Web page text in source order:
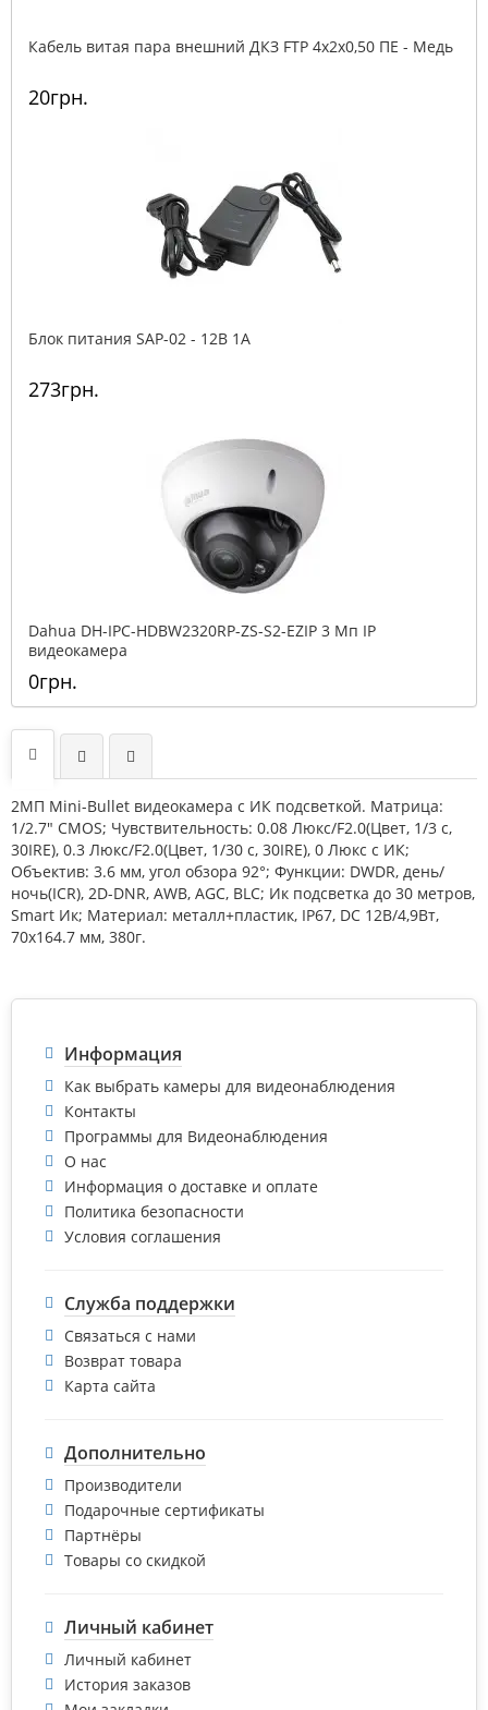
Кабель витая пара внешний ДКЗ FTP 4x2x0,50 ПE - Медь
20грн.
Блок питания SAP-02 - 12В 1А
273грн.
Dahua DH-IPC-HDBW2320RP-ZS-S2-EZIP 3 Mп IP
видеокамера
0грн.
2МП Mini-Bullet видеокамера с ИК подсветкой. Матрица:
1/2.7" CMOS; Чувствительность: 0.08 Люкс/F2.0(Цвет, 1/3 с,
30IRE), 0.3 Люкс/F2.0(Цвет, 1/30 с, 30IRE), 0 Люкс с ИК;
Объектив: 3.6 мм, угол обзора 92°; Функции: DWDR, день/
ночь(ICR), 2D-DNR, AWB, AGC, BLC; Ик подсветка до 30 метров,
Smart Ик; Материал: металл+пластик, IP67, DC 12В/4,9Вт,
70х164.7 мм, 380г.
Информация
Как выбрать камеры для видеонаблюдения
Контакты
Программы для Видеонаблюдения
О нас
Информация о доставке и оплате
Политика безопасности
Условия соглашения
Служба поддержки
Связаться с нами
Возврат товара
Карта сайта
Дополнительно
Производители
Подарочные сертификаты
Партнёры
Товары со скидкой
Личный кабинет
Личный кабинет
История заказов